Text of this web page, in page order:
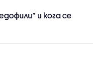
и кога се